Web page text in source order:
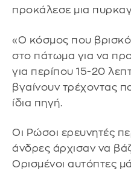
προκάλεσε μια
«Ο κόσμος που
στο πάτωμα για να
για περίπου 15-20
βγαίνουν τρέχοντας
ίδια πηγή.
Οι Ρώσοι ερευνητές
άνδρες άρχισαν να
Ορισμένοι αυτόπτες